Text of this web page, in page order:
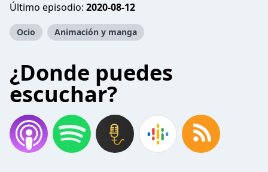
Último episodio: 2020-08-12
Ocio Animación y manga
¿Donde puedes
escuchar?